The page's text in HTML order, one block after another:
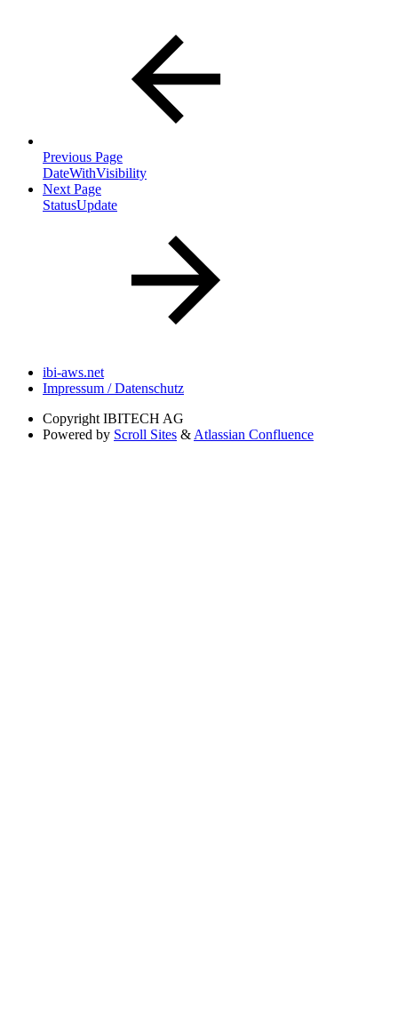
Previous Page
DateWithVisibility
Next Page
StatusUpdate
ibi-aws.net
Impressum / Datenschutz
Copyright IBITECH AG
Powered by Scroll Sites & Atlassian Confluence